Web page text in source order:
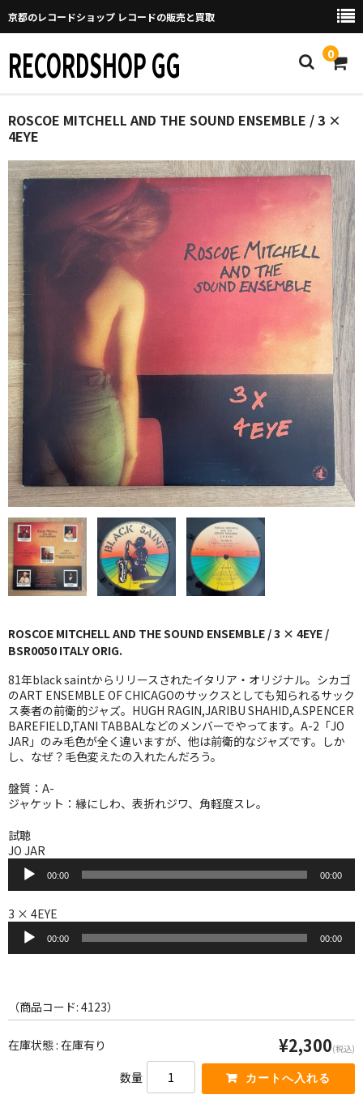
京都のレコードショップ レコードの販売と買取
RECORDSHOP GG 0
Home
GGについて
買取について
取り置きなどについて
Categories
GG RECORD （当店のレーベル）
JAZZ-US
BLUE NOTE
JAZZ-EU
JAZZ-JP
JAZZ-VOCAL
J-POP
FOLK,SSW
WORLD
その他
7INC
Webのみ no.3
売り切れ
ROSCOE MITCHELL AND THE SOUND ENSEMBLE / 3 ×
4EYE
ROSCOE MITCHELL AND THE SOUND ENSEMBLE / 3 × 4EYE /
BSR0050 ITALY ORIG.
81年black saintからリリースされたイタリア・オリジナル。シカゴ
のART ENSEMBLE OF CHICAGOのサックスとしても知られるサック
ス奏者の前衛的ジャズ。HUGH RAGIN,JARIBU SHAHID,A.SPENCER
BAREFIELD,TANI TABBALなどのメンバーでやってます。A-2「JO
JAR」のみ毛色が全く違いますが、他は前衛的なジャズです。しか
し、なぜ？毛色変えたの入れたんだろう。
盤質：A-
ジャケット：縁にしわ、表折れジワ、角軽度スレ。
試聴
JO JAR
プ
レ
ー
ー
00:00 00:00
3 × 4EYE
プ
ヤ
ー
00:00 00:00
（商品コード: 4123）
在庫状態 : 在庫有り ¥2,300(税込)
数量